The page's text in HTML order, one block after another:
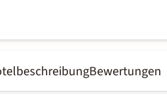
Bewertungen